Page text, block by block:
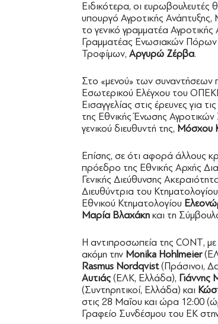
Ειδικότερα, οι ευρωβουλευτές
υπουργό Αγροτικής
το γενικό γραμματέα
Γραμματέας Ενωσιακών Πόρων
Τροφίμων, Αργυρώ Ζέρβα.
Στο «μενού» των συναντήσεων
Εσωτερικού Ελέγχου του
Εισαγγελίας στις έρευνες για
της Εθνικής Ένωσης
γενικού διευθυντή της, Μόσχου
Επίσης, σε ότι αφορά άλλους
πρόεδρο της Εθνικής Αρχής
Γενικής Διεύθυνσης
Διευθύντρια του
Εθνικού Κτηματολογίου
Μαρία Βλαχάκη και τη
Η αντιπροσωπεία της CONT,
ακόμη την Monika Hohlmeier
Rasmus Nordqvist(Πράσινοι,
Αυτιάς (ΕΛΚ, Ελλάδα), Γιάννης
(Συντηρητικοί, Ελλάδα) και
στις 28 Μαΐου και ώρα 12:00
Γραφείο Συνδέσμου του ΕΚ